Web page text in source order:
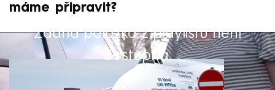
máme připravit?
Žádná položka z playlistu není
dostupná.
Výběr redakce